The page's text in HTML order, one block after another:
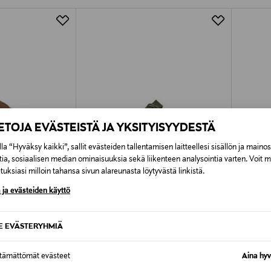
EVÄSTEISTÄ JA YKSITYISYYDESTÄ
“Hyväksy kaikki”, sallit evästeiden tallentamisen laitteellesi sisällön ja
sosiaalisen median ominaisuuksia sekä liikenteen analysointia varten. Voit
milloin tahansa sivun alareunasta löytyvästä linkistä.
ja evästeiden käyttö
EVÄSTERYHMIÄ
evästeet Aina
Alk. 6,90 €, kun toimitus on
Arizona Eva -sandaalit
Arizona
Original
60,00